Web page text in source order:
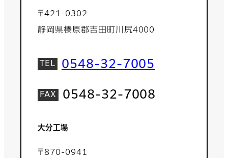
〒421-0302
静岡県榛原郡吉田町川尻4000
0548-32-7005
0548-32-7008
大分工場
〒870-0941